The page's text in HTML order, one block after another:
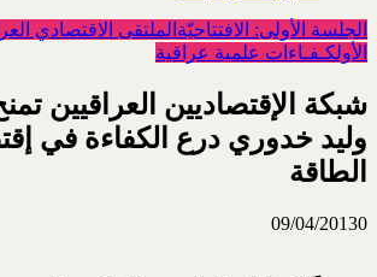
الجلسة الأولى: الافتتاحيّة الملتقى الاقتصادي
الأولكـفـاءات علمية عراقية
شبكة الإقتصاديين العراقيين
وليد خدوري درع الكفاءة في
الطاقة
09/04/20130